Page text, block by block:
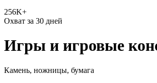
256K+
Охват за 30 дней
Игры и игровые
Камень, ножницы, бумага